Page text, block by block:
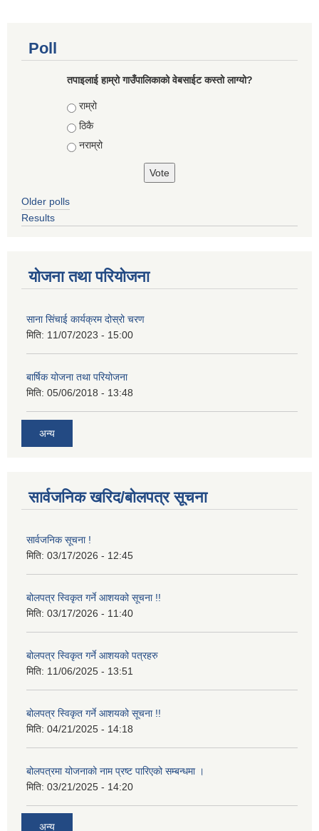
Poll
तपाइलाई हाम्रो गाउँपालिकाको वेबसाईट कस्तो लाग्यो?
Choices
राम्रो
ठिकै
नराम्रो
Older polls
Results
योजना तथा परियोजना
साना सिंचाई कार्यक्रम दोस्रो चरण
मिति: 11/07/2023 - 15:00
बार्षिक योजना तथा परियोजना
मिति: 05/06/2018 - 13:48
अन्य
सार्वजनिक खरिद/बोलपत्र सूचना
सार्वजनिक सूचना !
मिति: 03/17/2026 - 12:45
बोलपत्र स्विकृत गर्ने आशयको सूचना !!
मिति: 03/17/2026 - 11:40
बोलपत्र स्विकृत गर्ने आशयको पत्रहरु
मिति: 11/06/2025 - 13:51
बोलपत्र स्विकृत गर्ने आशयको सूचना !!
मिति: 04/21/2025 - 14:18
बोलपत्रमा योजनाको नाम प्रष्ट पारिएको सम्बन्धमा ।
मिति: 03/21/2025 - 14:20
अन्य